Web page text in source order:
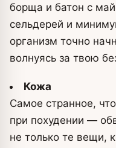
борща и батон с
сельдерей и
организм точно
волнуясь за твою
Кожа
Самое странное,
при похудении —
не только те вещи,